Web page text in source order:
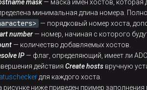
mask— маска имен хостов, которая
минимальная длина номера.
— порядковый номер хоста,
number— номер, начиная с которого
— количество добавляемых хостов.
IP— флаг, определяющий, имеет ли
действия Create hosts вручную
для каждого хоста.
рисунке ниже приведен пример